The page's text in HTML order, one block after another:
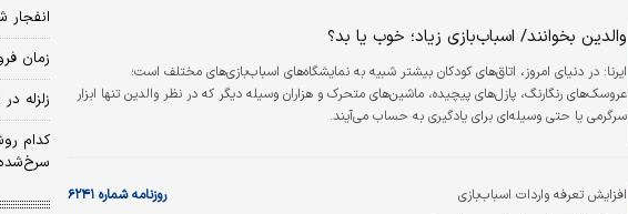
والدین بخوانند/ اسباب‌بازی زیاد؛ خوب یا بد؟
ایرنا: در دنیای امروز، اتاق‌های کودکان بیشتر شبیه به نمایشگاه‌های اسباب‌بازی‌های مختلف است؛
عروسک‌های رنگارنگ، پازل‌های پیچیده، ماشین‌های متحرک و هزاران وسیله دیگر که در نظر والدین تنها ابزار
سرگرمی یا حتی وسیله‌ای برای یادگیری به حساب می‌آیند.
افزایش تعرفه واردات اسباب‏‏‌بازی روزنامه شماره ۶۲۴۱
زمان
زلزله در
کدام